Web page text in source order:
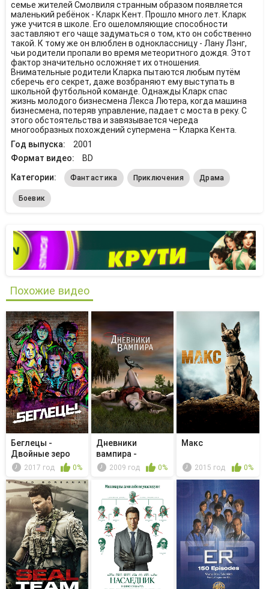
семье жителей Смолвиля странным образом появляется
маленький ребёнок - Кларк Кент. Прошло много лет. Кларк
уже учится в школе. Его ошеломляющие способности
заставляют его чаще задуматься о том, кто он собственно
такой. К тому же он влюблен в одноклассницу - Лану Лэнг,
чьи родители пропали во время метеоритного дождя. Этот
фактор значительно осложняет их отношения.
Внимательные родители Кларка пытаются любым путём
сберечь его секрет, даже возбраняют ему выступать в
школьной футбольной команде. Однажды Кларк спас
жизнь молодого бизнесмена Лекса Лютера, когда машина
бизнесмена, потеряв управление, падает с моста в реку. С
этого обстоятельства и завязывается череда
многообразных похождений супермена – Кларка Кента.
Год выпуска:
2001
Формат видео:
BD
Категории:
Фантастика Приключения Драма
Боевик
Похожие видео
Беглецы -
Двойные зеро
2017 год 0%
Дневники
вампира -
Ностальгия та
2009 год 0%
Макс
2015 год 0%